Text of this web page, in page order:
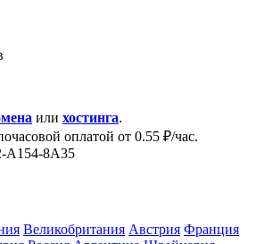
или хостинга.
оплатой от 0.55 ₽/час.
A154-8A35
Великобритания Австрия Франция